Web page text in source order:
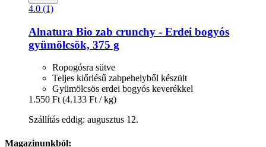
4.0 (1)
Alnatura Bio zab crunchy -​ Erdei bogyós
gyümölcsök, 375 g
Ropogósra sütve
Teljes kiőrlésű zabpehelyből készült
Gyümölcsös erdei bogyós keverékkel
1.550 Ft (4.133 Ft / kg)
Szállítás eddig: augusztus 12.
Magazinunkból: